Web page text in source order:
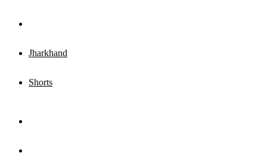
Jharkhand
Shorts